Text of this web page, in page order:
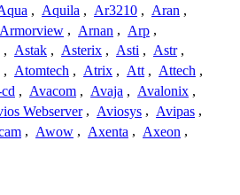
, Aquila , Ar3210 , Aran ,
Armorview , Arnan , Arp ,
, Astak , Asterix , Asti , Astr ,
, Atomtech , Atrix , Att , Attech ,
, Avacom , Avaja , Avalonix ,
Webserver , Aviosys , Avipas ,
, Awow , Axenta , Axeon ,